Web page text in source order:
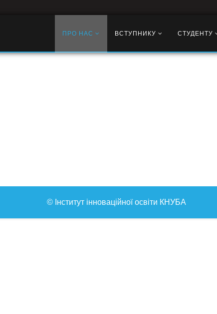
ПРО НАС ВСТУПНИКУ СТУДЕНТУ
© Інститут інноваційної освіти КНУБА